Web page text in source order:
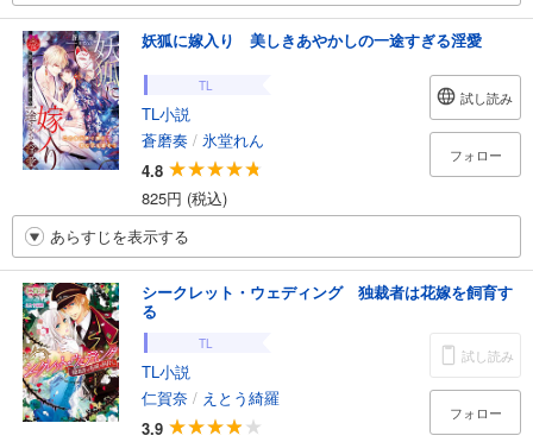
妖狐に嫁入り 美しきあやかしの一途すぎる淫愛
TL
TL小説
蒼磨奏 / 氷堂れん
4.8
825円 (税込)
試し読み
フォロー
あらすじを表示する
シークレット・ウェディング 独裁者は花嫁を飼育す
る
TL
TL小説
仁賀奈 / えとう綺羅
3.9
試し読み
フォロー